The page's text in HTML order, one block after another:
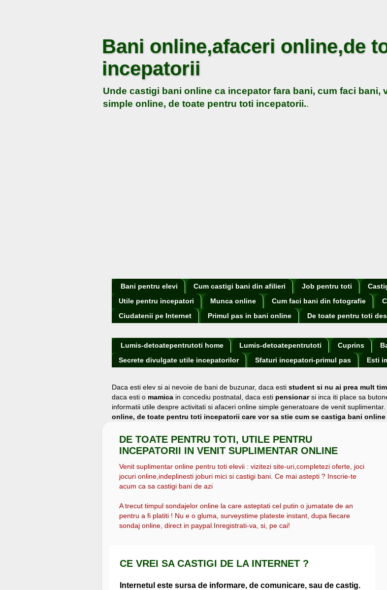
Bani online,afaceri online,de
incepatorii
Unde castigi bani online ca incepator fara bani, cum faci bani,
simple online, de toate pentru toti incepatorii..
Bani pentru elevi Cum castigi bani din afilieri Job pentru toti
Utile pentru incepatori
Munca online Cum faci bani din fotografie
Ciudatenii pe Internet
Primul pas in bani online De toate pentru toti
Lumis-detoatepentrutoti home Lumis-detoatepentrutoti Cuprins
Secrete divulgate utile incepatorilor
Sfaturi incepatori-primul pas Esti
Daca esti elev si ai nevoie de bani de buzunar, daca esti student si nu ai prea mult
daca esti o mamica in concediu postnatal, daca esti pensionarsi inca iti place sa
informatii utile despre activitati si afaceri online simple generatoare de venit suplimentar.
online, de toate pentru toti incepatorii care vor sa stie cum se castiga bani
DE TOATE PENTRU TOTI, UTILE PENTRU
INCEPATORII IN VENIT SUPLIMENTAR ONLINE
Venit suplimentar online pentru toti elevii : vizitezi site-uri,completezi oferte, joci
jocuri online,indeplinesti joburi mici si castigi bani. Ce mai astepti ? Inscrie-te
acum ca sa castigi bani de azi
A trecut timpul sondajelor online la care asteptati cel putin o jumatate de an
pentru a fi platiti ! Nu e o gluma, surveystime plateste instant, dupa fiecare
sondaj online, direct in paypal.Inregistrati-va, si, pe cai!
CE VREI SA CASTIGI DE LA INTERNET ?
Internetul este sursa de informare, de comunicare, sau de castig.